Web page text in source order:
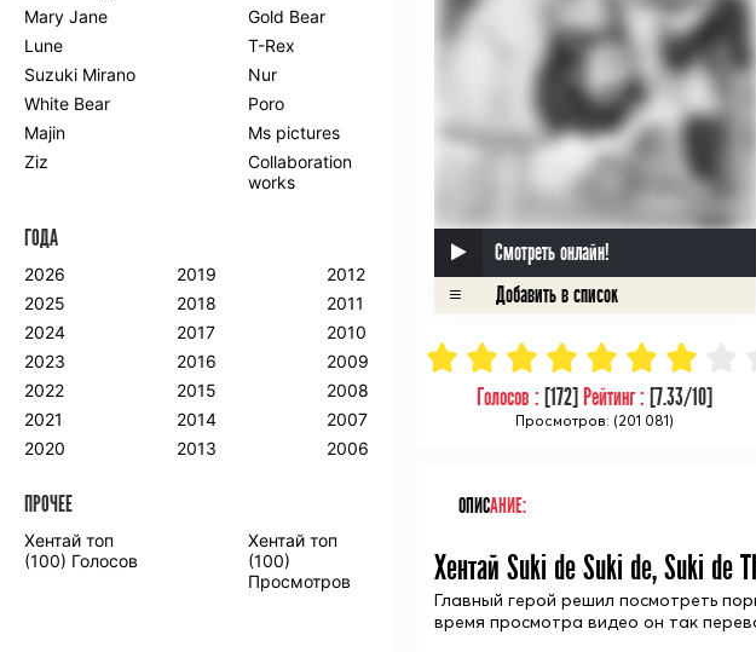
Смотреть онлайн!
Голосов :[172]Рейтинг :[7.33/10]
Просмотров: (201 081)
ОПИСАНИЕ:
Хентай Suki de Suki de, Suki
Главный герой решил посмотреть
время просмотра видео он так
Исторический
Магия
Фантастика
Фэнтези
Мистика
Попаданцы в
другой мир
Хентай
ПО ГОДУ
2023
2022
2021
2020
2019
2018
2017
2016
2013
2012
2011
2010
2009
2008
2005
2004
2003
2002
2001
2000
ПРОЧЕЕ
Аниме фильмы Аниме OVA
Mary Jane
Gold Bear
Lune
T-Rex
Suzuki Mirano
Nur
White Bear
Poro
Majin
Ms pictures
Ziz
Collaboration
works
ГОДА
2026
2025
2024
2023
2022
2021
2020
2019
2018
2017
2016
2015
2014
2013
2012
2011
2010
2009
2008
2007
2006
ПРОЧЕЕ
Хентай топ
(100) Голосов
Хентай топ
(100)
Просмотров